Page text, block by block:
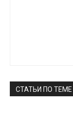
СТАТЬИ ПО ТЕМЕ